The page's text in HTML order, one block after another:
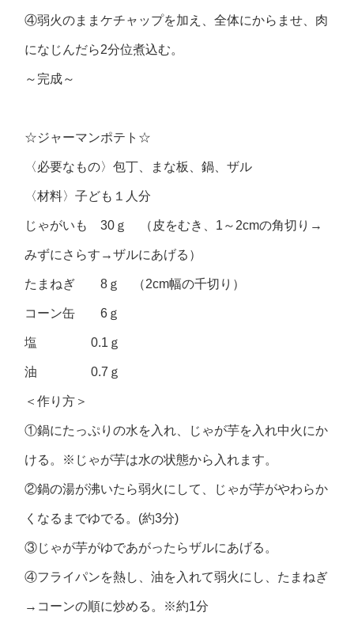
④弱火のままケチャップを加え、全体にからませ、肉
になじんだら2分位煮込む。
～完成～
☆ジャーマンポテト☆
〈必要なもの〉包丁、まな板、鍋、ザル
〈材料〉子ども１人分
じゃがいも 30ｇ （皮をむき、1～2cmの角切り→
みずにさらす→ザルにあげる）
たまねぎ 8ｇ （2cm幅の千切り）
コーン缶 6ｇ
塩 0.1ｇ
油 0.7ｇ
＜作り方＞
①鍋にたっぷりの水を入れ、じゃが芋を入れ中火にか
ける。※じゃが芋は水の状態から入れます。
②鍋の湯が沸いたら弱火にして、じゃが芋がやわらか
くなるまでゆでる。(約3分)
③じゃが芋がゆであがったらザルにあげる。
④フライパンを熱し、油を入れて弱火にし、たまねぎ
→コーンの順に炒める。※約1分